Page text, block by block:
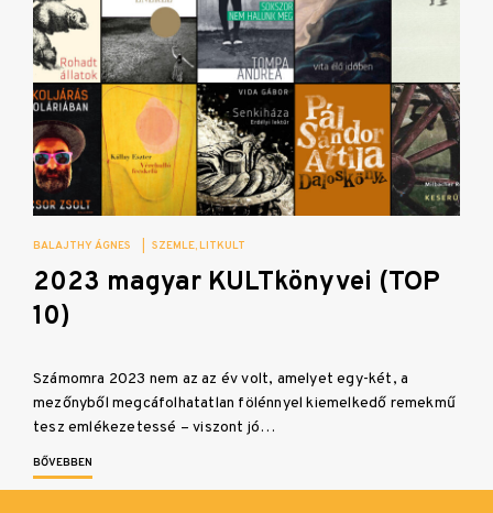
BALAJTHY ÁGNES SZEMLE LITKULT
2023 magyar KULTkönyvei (TOP
10)
Számomra 2023 nem az az év volt, amelyet egy-két, a
mezőnyből megcáfolhatatlan fölénnyel kiemelkedő remekmű
tesz emlékezetessé – viszont jó…
BŐVEBBEN